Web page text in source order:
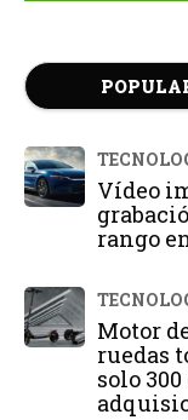
Vídeo
rango
Motor
ruedas
solo